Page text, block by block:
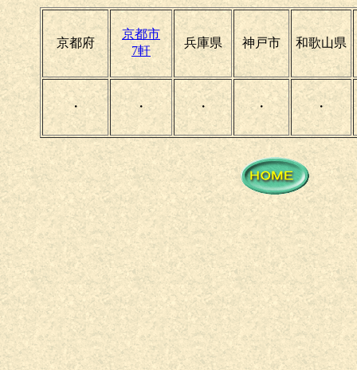
京都府
京都市
7軒
兵庫県 神戸市 和歌山県
・ ・ ・ ・ ・